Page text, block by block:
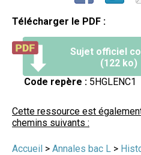
Télécharger le PDF :
Sujet officiel
(122 ko)
Code repère : 5HGLENC1
Cette ressource est
chemins suivants :
Accueil > Annales bac L >